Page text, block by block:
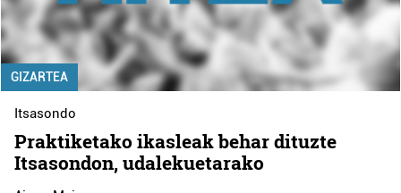
GIZARTEA
Itsasondo
Praktiketako ikasleak behar dituzte
Itsasondon, udalekuetarako